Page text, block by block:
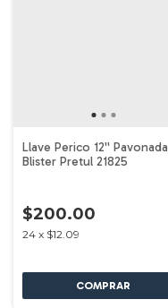
Llave Perico 12'' Pavonada
Blister Pretul 21825
$200.00
24 x $12.09